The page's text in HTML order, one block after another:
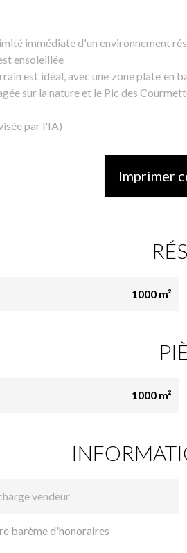
immédiate d'un environnement
ensoleillée
est idéal, avec une zone plate en
sur la nature et le Pic des
par l'IA)
Imprimer
1000 m²
1000 m²
vendeur
barème d'honoraires